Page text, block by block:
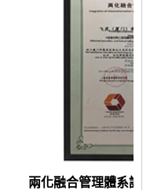
兩化融合管理體系證